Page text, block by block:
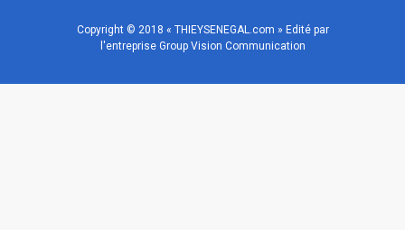
Copyright © 2018 « THIEYSENEGAL.com » Edité par
l'entreprise Group Vision Communication